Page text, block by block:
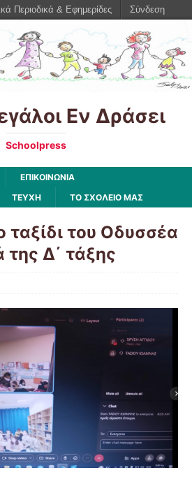
Εν Δράσει
Schoolpress
ΕΠΙΚΟΙΝΩΝΙΑ
ΤΕΥΧΗ ΤΟ ΣΧΟΛΕΙΟ ΜΑΣ
ταξίδι του Οδυσσέα
της Δ΄ τάξης
Περιοδικά & Εφημερίδες Σύνδεση